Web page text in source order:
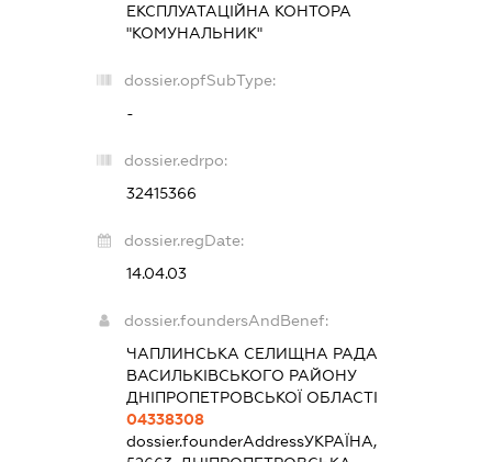
ЕКСПЛУАТАЦІЙНА КОНТОРА
"КОМУНАЛЬНИК"
dossier.opfSubType:
-
dossier.edrpo:
32415366
dossier.regDate:
14.04.03
dossier.foundersAndBenef:
ЧАПЛИНСЬКА СЕЛИЩНА РАДА
ВАСИЛЬКІВСЬКОГО РАЙОНУ
ДНІПРОПЕТРОВСЬКОЇ ОБЛАСТІ
04338308
dossier.founderAddressУКРАЇНА,